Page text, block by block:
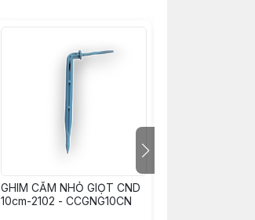
GHIM CẮM NHỎ GIỌT CND
10cm-2102 - CCGNG10CN